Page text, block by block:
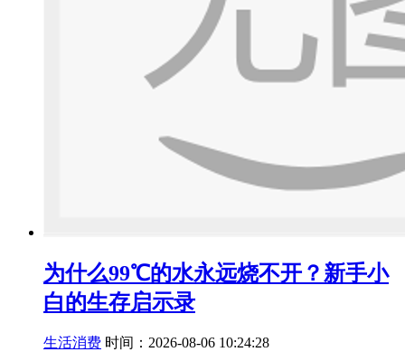
为什么99℃的水永远烧不开？新手小
白的生存启示录
生活消费 时间：2026-08-06 10:24:28